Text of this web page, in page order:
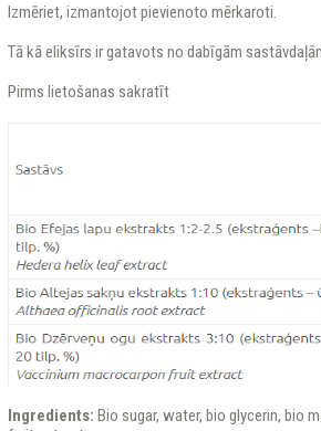
Izmēriet, izmantojot pievienoto mērkaroti.
Tā kā eliksīrs ir gatavots no dabīgām
Pirms lietošanas sakratīt
Ingredients: Bio sugar, water, bio glycerin, bio